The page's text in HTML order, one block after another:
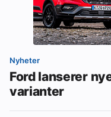
Nyheter
Ford lanserer
varianter